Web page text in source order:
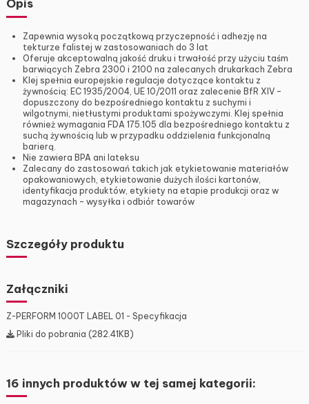
Opis
Zapewnia wysoką początkową przyczepność i adhezję na
tekturze falistej w zastosowaniach do 3 lat
Oferuje akceptowalną jakość druku i trwałość przy użyciu taśm
barwiących Zebra 2300 i 2100 na zalecanych drukarkach Zebra
Klej spełnia europejskie regulacje dotyczące kontaktu z
żywnością: EC 1935/2004, UE 10/2011 oraz zalecenie BfR XIV –
dopuszczony do bezpośredniego kontaktu z suchymi i
wilgotnymi, nietłustymi produktami spożywczymi. Klej spełnia
również wymagania FDA 175.105 dla bezpośredniego kontaktu z
suchą żywnością lub w przypadku oddzielenia funkcjonalną
barierą.
Nie zawiera BPA ani lateksu
Zalecany do zastosowań takich jak etykietowanie materiałów
opakowaniowych, etykietowanie dużych ilości kartonów,
identyfikacja produktów, etykiety na etapie produkcji oraz w
magazynach – wysyłka i odbiór towarów
Szczegóły produktu
Załączniki
Z-PERFORM 1000T LABEL 01 - Specyfikacja
Pliki do pobrania (282.41KB)
16 innych produktów w tej samej kategorii: